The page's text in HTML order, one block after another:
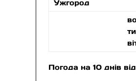
Ужгород
Погода на 10 днів